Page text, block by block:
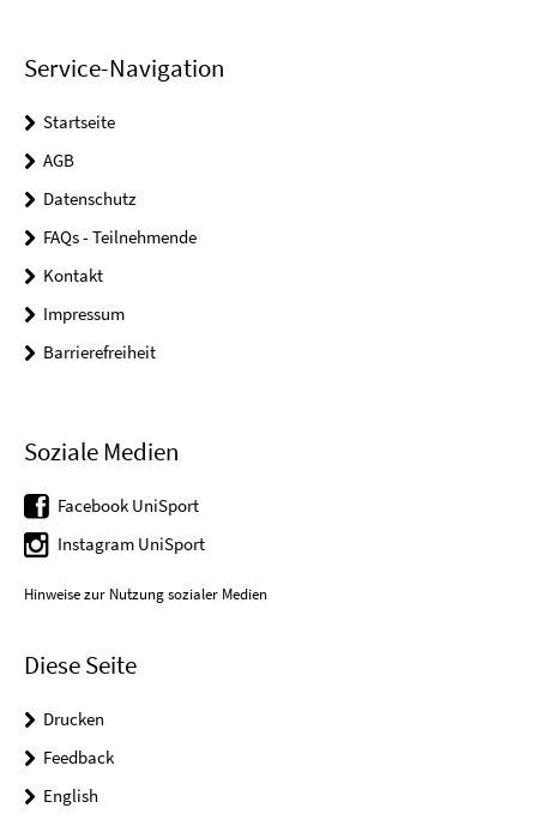
Service-Navigation
Startseite
AGB
Datenschutz
FAQs - Teilnehmende
Kontakt
Impressum
Barrierefreiheit
Soziale Medien
Facebook UniSport
Instagram UniSport
Hinweise zur Nutzung sozialer Medien
Diese Seite
Drucken
Feedback
English